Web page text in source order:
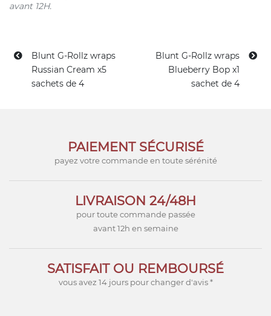
avant 12H.
Blunt G-Rollz wraps
Russian Cream x5
sachets de 4
Blunt G-Rollz wraps
Blueberry Bop x1
sachet de 4
PAIEMENT SÉCURISÉ
payez votre commande en toute sérénité
LIVRAISON 24/48H
pour toute commande passée
avant 12h en semaine
SATISFAIT OU REMBOURSÉ
vous avez 14 jours pour changer d'avis *